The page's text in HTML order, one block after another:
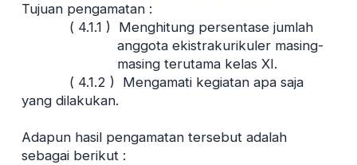
Tujuan pengamatan :
( 4.1.1 ) Menghitung persentase jumlah
anggota ekistrakurikuler masing-
masing terutama kelas XI.
( 4.1.2 ) Mengamati kegiatan apa saja
yang dilakukan.
Adapun hasil pengamatan tersebut adalah
sebagai berikut :